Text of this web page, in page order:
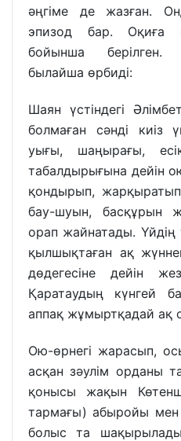
әңгіме де жазған.
эпизод бар. Оқиға
бойынша
былайша өрбиді:
Шаян үстіндегі
болмаған сәнді киіз
уығы, шаңырағы,
табалдырығына дейін
қондырып,
бау-шуын, басқұрын
орап жайнатады. Үйдің
қылшықтаған ақ
дөдегесіне дейін
Қаратаудың күнгей
аппақ жұмыртқадай ақ
Ою-өрнегі жарасып,
асқан зәулім орданы
қонысы жақын
тармағы) абыройы мен
болыс та